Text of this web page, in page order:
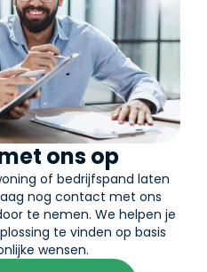
ons op
of bedrijfspand laten
nog contact met ons
te nemen. We helpen je
te vinden op basis
wensen.